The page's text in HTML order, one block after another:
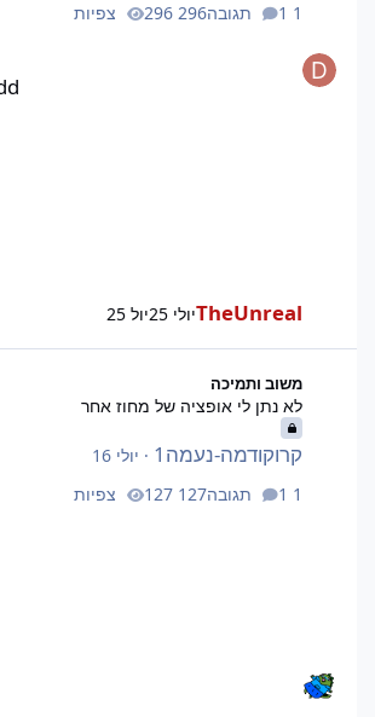
1 תגובה 296 צפיות
TheUnrealיולי 25 יול 25
משוב ותמיכה
לא נתן לי אופציה של מחוז אחר
קרוקודמה-נעמה1 · יולי 16
1 תגובה
127 צפיות